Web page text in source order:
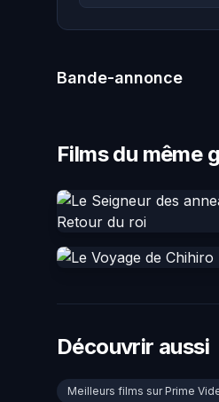
Bande-annonce
Films du même
Découvrir aussi
Meilleurs films sur Prime